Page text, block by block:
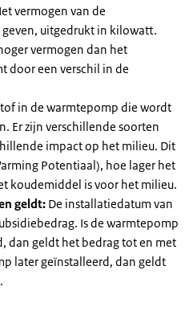
vermogen van de
uitgedrukt in kilowatt.
vermogen dan het
door een verschil in de
in de warmtepomp die wordt
Er zijn verschillende soorten
impact op het milieu. Dit
Potentiaal), hoe lager het
koudemiddel is voor het milieu.
geldt: De installatiedatum van
Is de warmtepomp
dan geldt het bedrag tot en met
later geïnstalleerd, dan geldt